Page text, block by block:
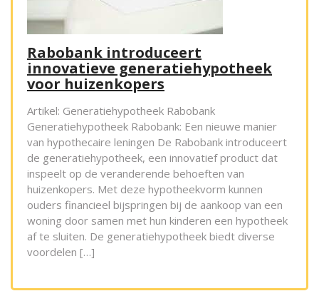
Rabobank introduceert
innovatieve generatiehypotheek
voor huizenkopers
Artikel: Generatiehypotheek Rabobank
Generatiehypotheek Rabobank: Een nieuwe manier
van hypothecaire leningen De Rabobank introduceert
de generatiehypotheek, een innovatief product dat
inspeelt op de veranderende behoeften van
huizenkopers. Met deze hypotheekvorm kunnen
ouders financieel bijspringen bij de aankoop van een
woning door samen met hun kinderen een hypotheek
af te sluiten. De generatiehypotheek biedt diverse
voordelen […]